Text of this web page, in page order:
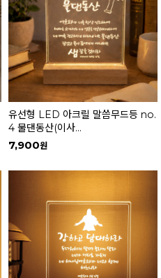
유선형 LED 아크릴 말씀무드등 no.
4 물댄동산(이사...
7,900